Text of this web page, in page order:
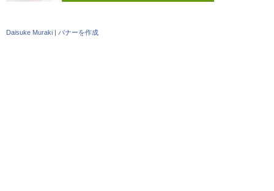
Daisuke Muraki | バナーを作成